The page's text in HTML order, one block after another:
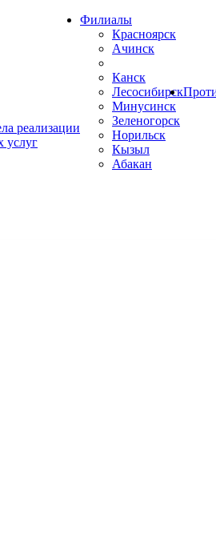
реализации
услуг
Филиалы
Красноярск
Ачинск
Канск
Лесосибирск
Минусинск
Зеленогорск
Норильск
Кызыл
Абакан